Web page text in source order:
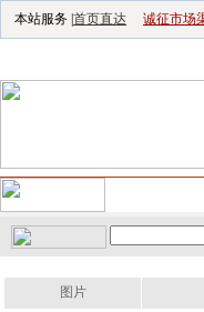
本站服务 | 首页直达 诚征市场
图片